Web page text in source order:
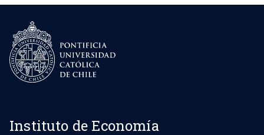
Instituto de Economía